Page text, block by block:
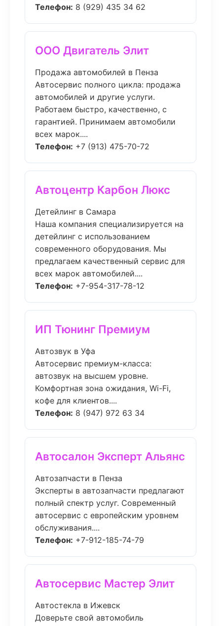
Телефон: 8 (929) 435 34 62
ООО Двигатель Элит
Продажа автомобилей в Пенза
Автосервис полного цикла: продажа
автомобилей и другие услуги.
Работаем быстро, качественно, с
гарантией. Принимаем автомобили
всех марок....
Телефон: +7 (913) 475-70-72
Автоцентр Карбон Люкс
Детейлинг в Самара
Наша компания специализируется на
детейлинг с использованием
современного оборудования. Мы
предлагаем качественный сервис для
всех марок автомобилей....
Телефон: +7-954-317-78-12
ИП Тюнинг Премиум
Автозвук в Уфа
Автосервис премиум-класса:
автозвук на высшем уровне.
Комфортная зона ожидания, Wi-Fi,
кофе для клиентов....
Телефон: 8 (947) 972 63 34
Автосалон Эксперт Альянс
Автозапчасти в Пенза
Эксперты в автозапчасти предлагают
полный спектр услуг. Современный
автосервис с европейским уровнем
обслуживания....
Телефон: +7-912-185-74-79
Автосервис Мастер Элит
Автостекла в Ижевск
Доверьте свой автомобиль